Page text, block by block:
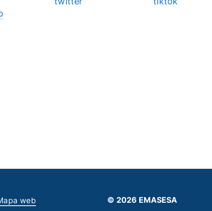
web © 2026 EMASESA